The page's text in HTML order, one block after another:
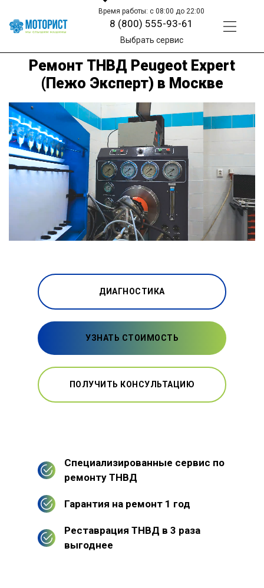
Время работы: с 08:00 до 22:00
8 (800) 555-93-61
Выбрать сервис
Ремонт ТНВД Peugeot Expert
(Пежо Эксперт) в Москве
ДИАГНОСТИКА
УЗНАТЬ СТОИМОСТЬ
ПОЛУЧИТЬ КОНСУЛЬТАЦИЮ
Специализированные сервис по
ремонту ТНВД
Гарантия на ремонт 1 год
Реставрация ТНВД в 3 раза
выгоднее